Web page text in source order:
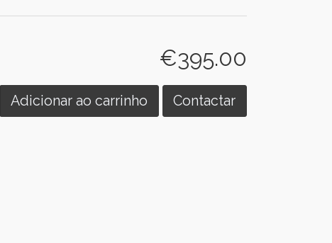
€395.00
Adicionar ao carrinho Contactar